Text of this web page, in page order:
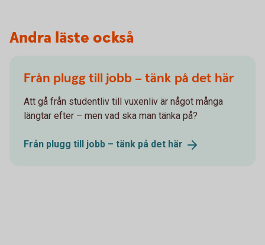
Andra läste också
Från plugg till jobb – tänk på det här
Att gå från studentliv till vuxenliv är något många
längtar efter – men vad ska man tänka på?
Från plugg till jobb – tänk på det här